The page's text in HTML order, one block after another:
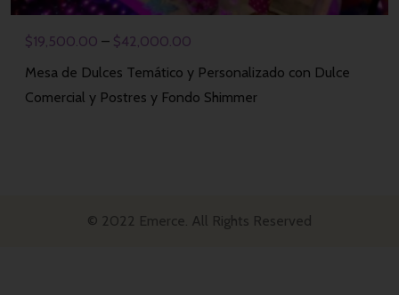
$19,500.00 – $42,000.00
Mesa de Dulces Temático y Personalizado con Dulce
Comercial y Postres y Fondo Shimmer
© 2022 Emerce. All Rights Reserved